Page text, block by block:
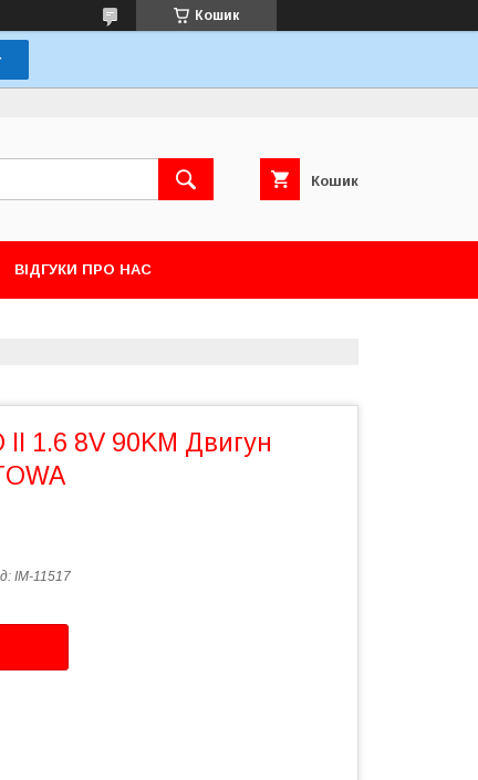
Кошик
Кошик
ВІДГУКИ ПРО НАС
II 1.6 8V 90KM Двигун
IM-11517